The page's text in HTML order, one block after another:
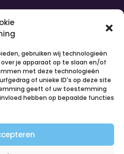
gebruiken wij technologieën
je apparaat op te slaan en/of
met deze technologieën
of unieke ID's op deze site
geeft of uw toestemming
hebben op bepaalde functies